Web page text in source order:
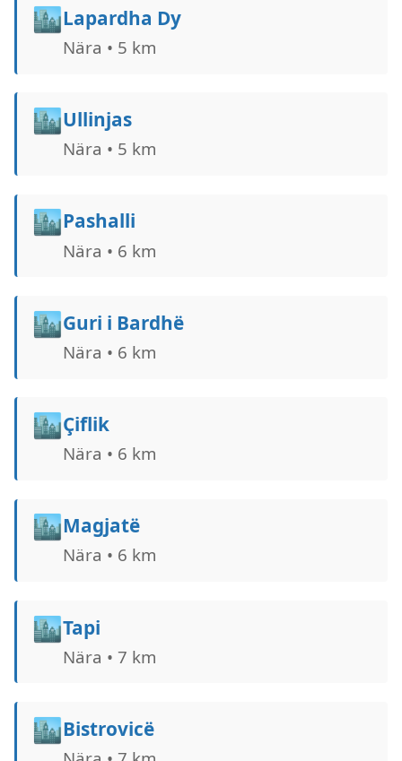
🏙️Lapardha Dy
Nära • 5 km
🏙️Ullinjas
Nära • 5 km
🏙️Pashalli
Nära • 6 km
🏙️Guri i Bardhë
Nära • 6 km
🏙️Çiflik
Nära • 6 km
🏙️Magjatë
Nära • 6 km
🏙️Tapi
Nära • 7 km
🏙️Bistrovicë